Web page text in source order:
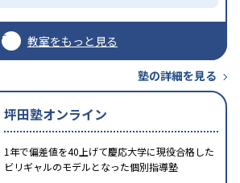
教室をもっと見る
塾の詳細を見る
坪田塾オンライン
1年で偏差値を40上げて慶応大学に現役合格した
ビリギャルのモデルとなった個別指導塾